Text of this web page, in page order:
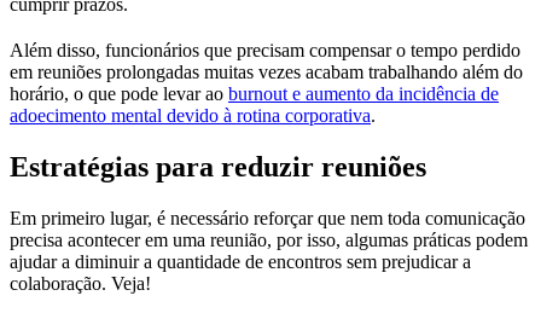
cumprir prazos.
Além disso, funcionários que precisam compensar o tempo perdido
em reuniões prolongadas muitas vezes acabam trabalhando além do
horário, o que pode levar ao burnout e aumento da incidência de
adoecimento mental devido à rotina corporativa.
Estratégias para reduzir reuniões
Em primeiro lugar, é necessário reforçar que nem toda comunicação
precisa acontecer em uma reunião, por isso, algumas práticas podem
ajudar a diminuir a quantidade de encontros sem prejudicar a
colaboração. Veja!